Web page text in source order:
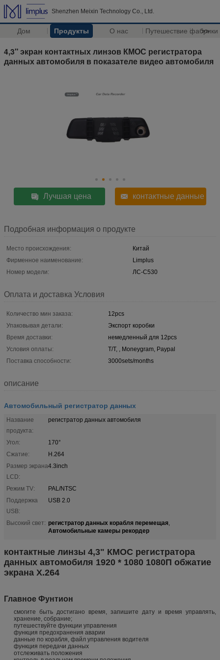
Shenzhen Meixin Technology Co., Ltd.
Дом Продукты О нас Путешествие фабрики
>>
4,3" экран контактных линзов КМОС регистратора
данных автомобиля в показателе видео автомобиля
Лучшая цена контактные данные
Подробная информация о продукте
Место происхождения:
Китай
Фирменное наименование:
Limplus
Номер модели:
ЛС-С530
Оплата и доставка Условия
Количество мин заказа:
12pcs
Упаковывая детали:
Экспорт коробки
Время доставки:
немедленный для 12pcs
Условия оплаты:
T/T, , Moneygram, Paypal
Поставка способности:
3000sets/months
описание
Автомобильный регистратор данных
Название
продукта:
регистратор данных автомобиля
Угол:
170°
Сжатие:
H.264
Размер экрана
LCD:
4.3inch
Режим TV:
PAL/NTSC
Поддержка
USB:
USB 2.0
Высокий свет: регистратор данных корабля перемещая,
Автомобильные камеры рекордер
контактные линзы 4,3" КМОС регистратора
данных автомобиля 1920 * 1080 1080П обжатие
экрана Х.264
Главное Фунтион
смогите быть достигано время, запишите дату и время управлять,
хранение, собрание;
путешествуйте функции управления
функция предохранения аварии
данные по корабля, файл управления водителя
функция передачи данных
отслеживать положения